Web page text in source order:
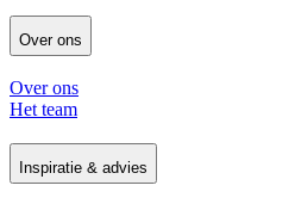
Over ons
Over ons
Het team
Inspiratie & advies